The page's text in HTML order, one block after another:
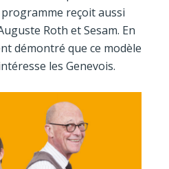
programme reçoit aussi
Roth et Sesam. En
démontré que ce modèle
les Genevois.